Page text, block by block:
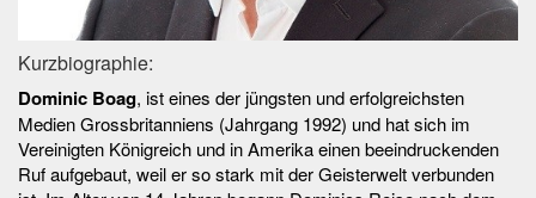
Kurzbiographie:
Dominic Boag, ist eines der jüngsten und erfolgreichsten
Medien Grossbritanniens (Jahrgang 1992) und hat sich im
Vereinigten Königreich und in Amerika einen beeindruckenden
Ruf aufgebaut, weil er so stark mit der Geisterwelt verbunden